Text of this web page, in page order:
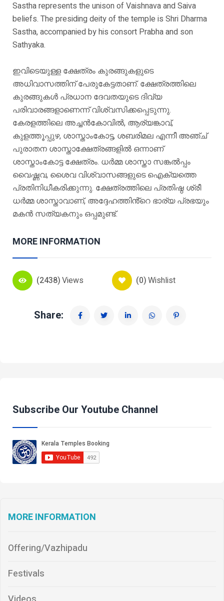
Sastha represents the unison of Vaishnava and Saiva
beliefs. The presiding deity of the temple is Shri Dharma
Sastha, accompanied by his consort Prabha and son
Sathyaka.
ഇവിടെയുള്ള ക്ഷേത്രം കുരങ്ങുകളുടെ
അധിവാസത്തിന് പേരുകേട്ടതാണ്. ക്ഷേത്രത്തിലെ
കുരങ്ങുകൾ പ്രധാന ദേവതയുടെ ദിവ്യ
പരിവാരങ്ങളാണെന്ന് വിശ്വസിക്കപ്പെടുന്നു.
കേരളത്തിലെ അച്ചൻകോവിൽ, ആര്യങ്കാവ്,
കുളത്തൂപ്പുഴ, ശാസ്താംകോട്ട, ശബരിമല എന്നീ അഞ്ച്
പുരാതന ശാസ്താക്ഷേത്രങ്ങളിൽ ഒന്നാണ്
ശാസ്താംകോട്ട ക്ഷേത്രം. ധർമ്മ ശാസ്താ സങ്കൽപ്പം
വൈഷ്ണവ, ശൈവ വിശ്വാസങ്ങളുടെ ഐക്യത്തെ
പ്രതിനിധീകരിക്കുന്നു. ക്ഷേത്രത്തിലെ പ്രതിഷ്ഠ ശ്രീ
ധർമ്മ ശാസ്താവാണ്, അദ്ദേഹത്തിൻ്റെ ഭാര്യ പ്രഭയും
മകൻ സത്യകനും ഒപ്പമുണ്ട്.
MORE INFORMATION
(2438)Views (0)Wishlist
Share:
Subscribe Our Youtube Channel
MORE INFORMATION
Offering/Vazhipadu
Festivals